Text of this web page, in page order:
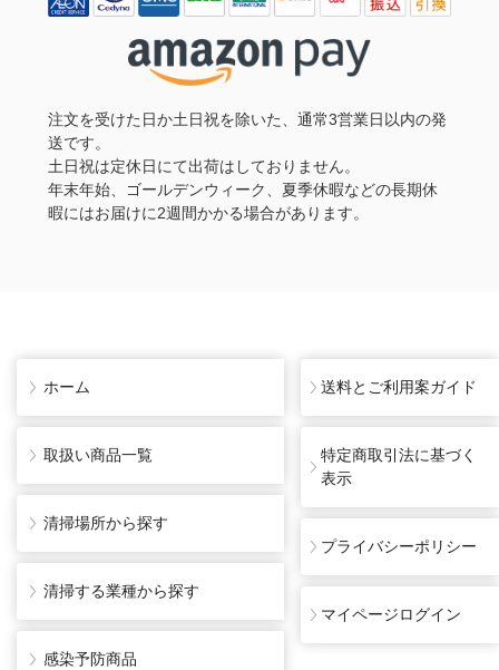
注文を受けた日か土日祝を除いた、通常3営業日以内の発
送です。
土日祝は定休日にて出荷はしておりません。
年末年始、ゴールデンウィーク、夏季休暇などの長期休
暇にはお届けに2週間かかる場合があります。
ホーム
取扱い商品一覧
清掃場所から探す
清掃する業種から探す
感染予防商品
送料とご利用案ガイド
特定商取引法に基づく
表示
プライバシーポリシー
マイページログイン